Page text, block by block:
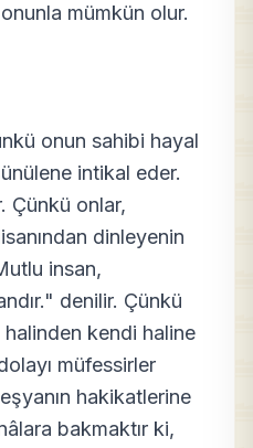
onunla mümkün olur.
onun sahibi hayal
intikal eder.
Çünkü onlar,
dinleyenin
insan,
denilir. Çünkü
halinden kendi haline
müfessirler
hakikatlerine
bakmaktır ki,